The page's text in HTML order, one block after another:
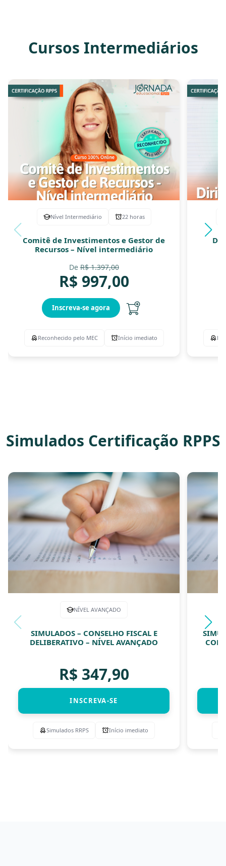
Cursos Intermediários
Nível Intermediário 22 horas
Comitê de Investimentos e Gestor de
Recursos – Nível intermediário
DeR$1.397,00
R$ 997,00
Inscreva-se agora
Reconhecido pelo MEC Início imediato
Simulados Certificação RPPS
NÍVEL AVANÇADO
SIMULADOS – CONSELHO FISCAL E
DELIBERATIVO – NÍVEL AVANÇADO
R$ 347,90
INSCREVA-SE
Simulados RRPS Início imediato